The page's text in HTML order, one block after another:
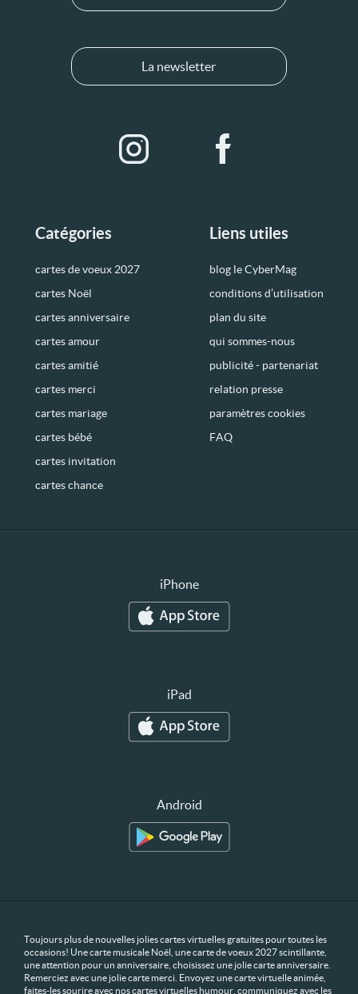
Catégories
cartes de voeux 2027
cartes Noël
cartes anniversaire
cartes amour
cartes amitié
cartes merci
cartes mariage
cartes bébé
cartes invitation
cartes chance
Liens utiles
blog le CyberMag
conditions d’utilisation
plan du site
qui sommes-nous
publicité - partenariat
relation presse
paramètres cookies
FAQ
La newsletter
iPhone
iPad
Android
Toujours plus de nouvelles jolies cartes virtuelles gratuites pour toutes les
occasions! Une carte musicale Noël, une carte de voeux 2027 scintillante,
une attention pour un anniversaire, choisissez une jolie carte anniversaire.
Remerciez avec une jolie carte merci. Envoyez une carte virtuelle animée,
faites-les sourire avec nos cartes virtuelles humour, communiquez avec les